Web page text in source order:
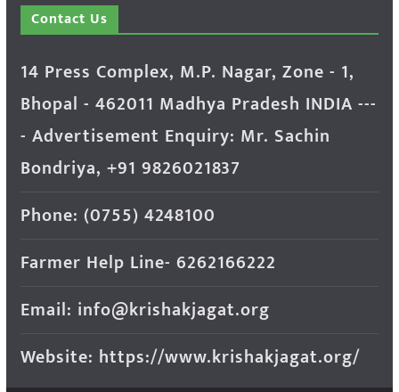
Contact Us
14 Press Complex, M.P. Nagar, Zone - 1,
Bhopal - 462011 Madhya Pradesh INDIA ---
- Advertisement Enquiry: Mr. Sachin
Bondriya, +91 9826021837
Phone: (0755) 4248100
Farmer Help Line- 6262166222
Email: info@krishakjagat.org
Website: https://www.krishakjagat.org/